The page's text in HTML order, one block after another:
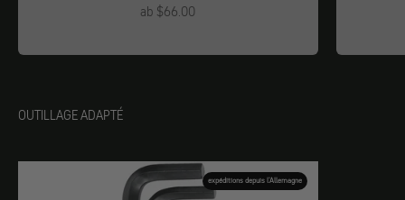
Angebot
ab $66.00
OUTILLAGE ADAPTÉ
expéditions depuis l'Allemagne